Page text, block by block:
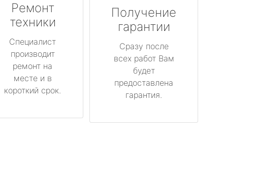
Ремонт
техники
Специалист
производит
ремонт на
месте и в
короткий срок.
Получение
гарантии
Сразу после
всех работ Вам
будет
предоставлена
гарантия.